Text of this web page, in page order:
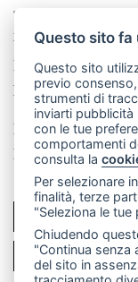
Telefono:
mail:
La redazione
Made by VIP
Privacy policy
Rivedi le tue
Questo sito
Questo sito
previo
strumenti di
inviarti pubblicità
con le tue
comportamenti
consulta la
Per selezionare
finalità, terze
"Seleziona le tue
Chiudendo
"Continua senza
del sito in